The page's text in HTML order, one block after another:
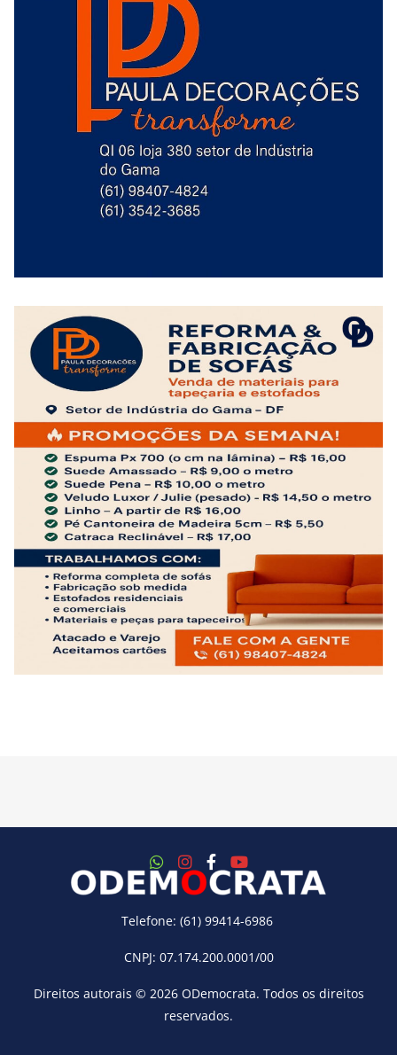
Telefone: (61) 99414-6986
CNPJ: 07.174.200.0001/00
Direitos autorais © 2026 ODemocrata. Todos os direitos
reservados.